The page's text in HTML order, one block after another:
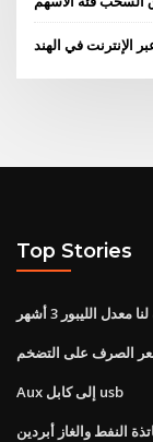
الإنترنت في الهند
Top Stories
معدل الليبور 3 أشهر
الصرف على التضخم
Aux إلى كابل usb
النفط والغاز أبردين